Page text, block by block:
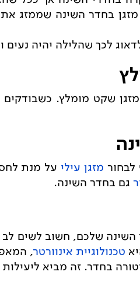
מזגן בחדר השינה שממזג
לכך שהלילה יהיה נעים
שקט מומלץ.
לבחור מזגן עילי על מנת
גם בחדר השינה.
השינה שלכם, חשוב לשים
טכנולוגיית אינוורטר,
בחדר. זה מביא ליעילות